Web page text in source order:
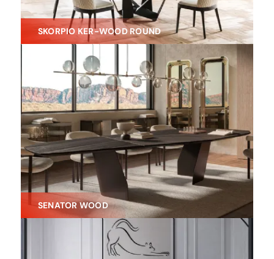
SKORPIO KER-WOOD ROUND
SENATOR WOOD